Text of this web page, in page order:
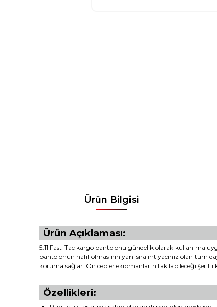
Ürün Bilgisi
Ürün Açıklaması:
5.11 Fast-Tac kargo pantolonu gündelik olarak kullanıma
pantolonun hafif olmasının yanı sıra ihtiyacınız olan tüm
koruma sağlar. Ön cepler ekipmanların takılabileceği şeritli
Özellikleri: